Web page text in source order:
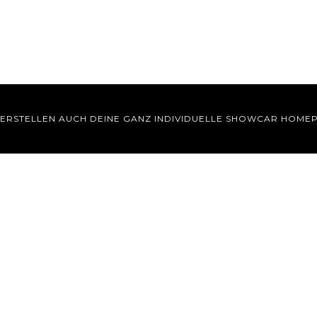
AUCH DEINE GANZ INDIVIDUELLE SHOWCAR